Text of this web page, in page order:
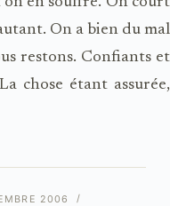
On a bien du mal
restons. Confiants et
chose étant assurée,
2006